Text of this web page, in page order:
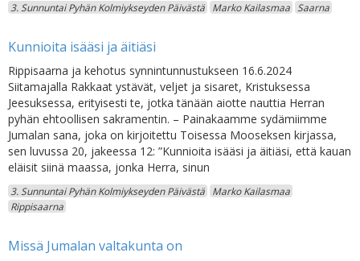
3. Sunnuntai Pyhän Kolmiykseyden Päivästä Marko Kailasmaa Saarna
Kunnioita isääsi ja äitiäsi
Rippisaarna ja kehotus synnintunnustukseen 16.6.2024
Siitamajalla Rakkaat ystävät, veljet ja sisaret, Kristuksessa
Jeesuksessa, erityisesti te, jotka tänään aiotte nauttia Herran
pyhän ehtoollisen sakramentin. – Painakaamme sydämiimme
Jumalan sana, joka on kirjoitettu Toisessa Mooseksen kirjassa,
sen luvussa 20, jakeessa 12: ”Kunnioita isääsi ja äitiäsi, että kauan
eläisit siinä maassa, jonka Herra, sinun
3. Sunnuntai Pyhän Kolmiykseyden Päivästä
Marko Kailasmaa
Rippisaarna
Missä Jumalan valtakunta on